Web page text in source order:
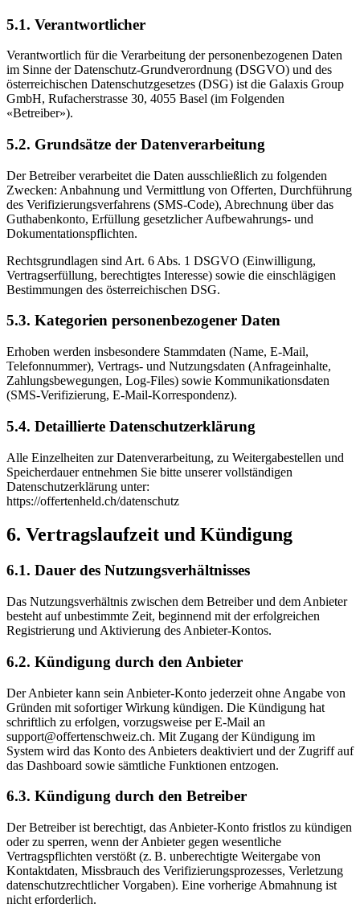
5.1. Verantwortlicher
Verantwortlich für die Verarbeitung der personenbezogenen Daten
im Sinne der Datenschutz-Grundverordnung (DSGVO) und des
österreichischen Datenschutzgesetzes (DSG) ist die Galaxis Group
GmbH, Rufacherstrasse 30, 4055 Basel (im Folgenden
«Betreiber»).
5.2. Grundsätze der Datenverarbeitung
Der Betreiber verarbeitet die Daten ausschließlich zu folgenden
Zwecken: Anbahnung und Vermittlung von Offerten, Durchführung
des Verifizierungsverfahrens (SMS-Code), Abrechnung über das
Guthabenkonto, Erfüllung gesetzlicher Aufbewahrungs- und
Dokumentationspflichten.
Rechtsgrundlagen sind Art. 6 Abs. 1 DSGVO (Einwilligung,
Vertragserfüllung, berechtigtes Interesse) sowie die einschlägigen
Bestimmungen des österreichischen DSG.
5.3. Kategorien personenbezogener Daten
Erhoben werden insbesondere Stammdaten (Name, E-Mail,
Telefonnummer), Vertrags- und Nutzungsdaten (Anfrageinhalte,
Zahlungsbewegungen, Log-Files) sowie Kommunikationsdaten
(SMS-Verifizierung, E-Mail-Korrespondenz).
5.4. Detaillierte Datenschutzerklärung
Alle Einzelheiten zur Datenverarbeitung, zu Weitergabestellen und
Speicherdauer entnehmen Sie bitte unserer vollständigen
Datenschutzerklärung unter:
https://offertenheld.ch/datenschutz
6. Vertragslaufzeit und Kündigung
6.1. Dauer des Nutzungsverhältnisses
Das Nutzungsverhältnis zwischen dem Betreiber und dem Anbieter
besteht auf unbestimmte Zeit, beginnend mit der erfolgreichen
Registrierung und Aktivierung des Anbieter-Kontos.
6.2. Kündigung durch den Anbieter
Der Anbieter kann sein Anbieter-Konto jederzeit ohne Angabe von
Gründen mit sofortiger Wirkung kündigen. Die Kündigung hat
schriftlich zu erfolgen, vorzugsweise per E-Mail an
support@offertenschweiz.ch. Mit Zugang der Kündigung im
System wird das Konto des Anbieters deaktiviert und der Zugriff auf
das Dashboard sowie sämtliche Funktionen entzogen.
6.3. Kündigung durch den Betreiber
Der Betreiber ist berechtigt, das Anbieter-Konto fristlos zu kündigen
oder zu sperren, wenn der Anbieter gegen wesentliche
Vertragspflichten verstößt (z. B. unberechtigte Weitergabe von
Kontaktdaten, Missbrauch des Verifizierungsprozesses, Verletzung
datenschutzrechtlicher Vorgaben). Eine vorherige Abmahnung ist
nicht erforderlich.